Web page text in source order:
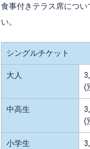
食事付きテラス席につ
い。
シングルチケット
大人
(
中高生
(
小学生